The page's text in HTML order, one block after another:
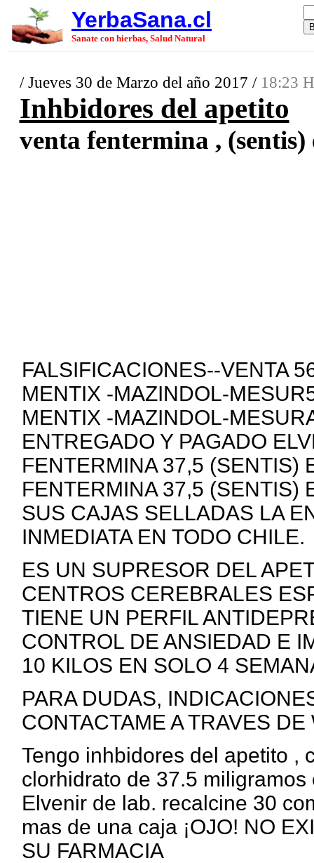
YerbaSana.cl
Sanate con hierbas, Salud Natural
/ Jueves 30 de Marzo del año 2017 / 18:23
Inhbidores del apetito
venta fentermina ,
FALSIFICACIONES--VENTA
MENTIX -MAZINDOL-
MENTIX -MAZINDOL-
ENTREGADO Y PAGADO
FENTERMINA 37,5 (SENTIS)
FENTERMINA 37,5 (SENTIS)
SUS CAJAS SELLADAS LA
INMEDIATA EN TODO CHILE.
ES UN SUPRESOR DEL
CENTROS CEREBRALES
TIENE UN PERFIL
CONTROL DE ANSIEDAD E
10 KILOS EN SOLO 4
PARA DUDAS,
CONTACTAME A TRAVES
Tengo inhbidores del apetito ,
clorhidrato de 37.5
Elvenir de lab. recalcine 30
mas de una caja ¡OJO! NO
SU FARMACIA